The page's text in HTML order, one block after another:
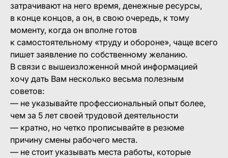
затрачивают на него время, денежные ресурсы,
в конце концов, а он, в свою очередь, к тому
моменту, когда он вполне готов
к самостоятельному «труду и обороне», чаще всего
пишет заявление по собственному желанию.
В связи с вышеизложенной мной информацией
хочу дать Вам несколько весьма полезным
советов:
— не указывайте профессиональный опыт более,
чем за 5 лет своей трудовой деятельности
— кратно, но четко прописывайте в резюме
причину смены рабочего места.
— не стоит указывать места работы, которые